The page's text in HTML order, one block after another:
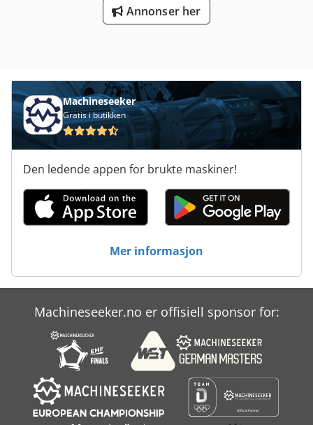
Annonser her
Machineseeker
Gratis i butikken
Den ledende appen for brukte maskiner!
Mer informasjon
Machineseeker.no er offisiell sponsor for: